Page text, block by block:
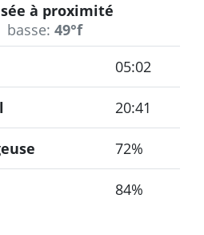
à proximité
basse: 49°f
05:02
20:41
72%
84%